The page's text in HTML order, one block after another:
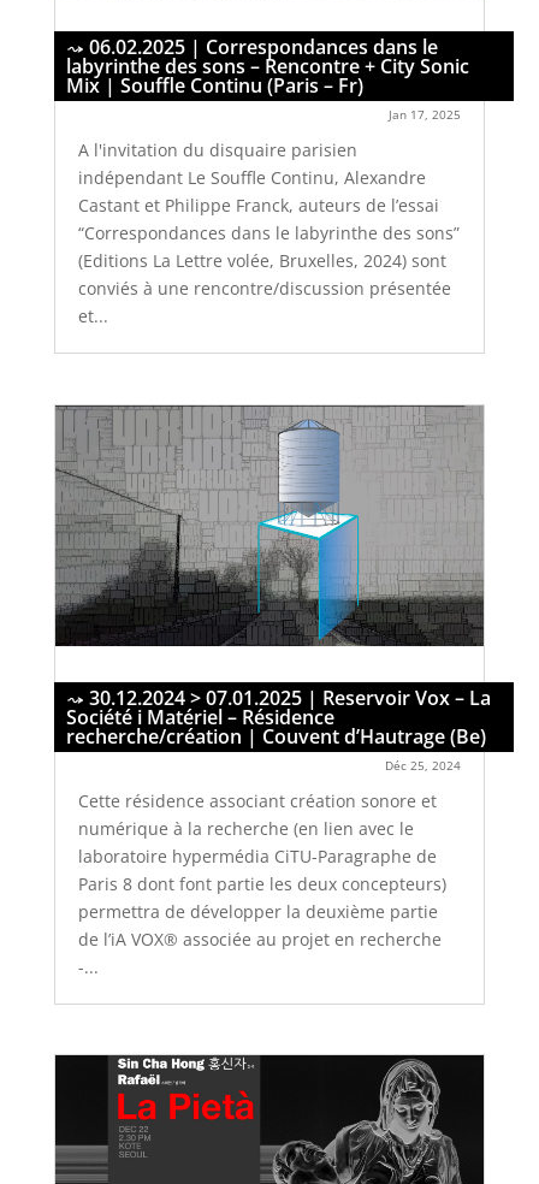
06.02.2025 | Correspondances dans le
labyrinthe des sons – Rencontre + City Sonic
Mix | Souffle Continu (Paris – Fr)
Jan 17, 2025
A l'invitation du disquaire parisien
indépendant Le Souffle Continu, Alexandre
Castant et Philippe Franck, auteurs de l’essai
“Correspondances dans le labyrinthe des sons”
(Editions La Lettre volée, Bruxelles, 2024) sont
conviés à une rencontre/discussion présentée
et...
30.12.2024 > 07.01.2025 | Reservoir Vox – La
Société i Matériel – Résidence
recherche/création | Couvent d’Hautrage (Be)
Déc 25, 2024
Cette résidence associant création sonore et
numérique à la recherche (en lien avec le
laboratoire hypermédia CiTU-Paragraphe de
Paris 8 dont font partie les deux concepteurs)
permettra de développer la deuxième partie
de l’iA VOX® associée au projet en recherche
-...